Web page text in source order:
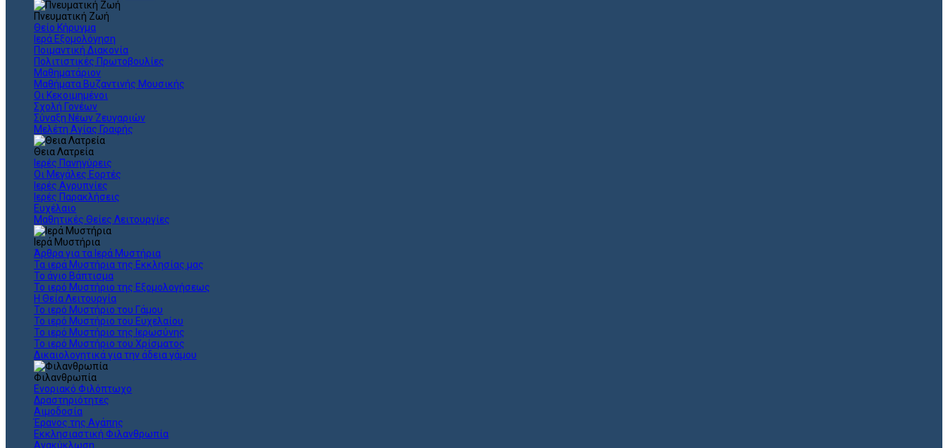
Πνευματική Ζωή
Θείο Κήρυγμα
Ιερά Εξομολόγηση
Ποιμαντική Διακονία
Πολιτιστικές Πρωτοβουλίες
Μαθηματάριον
Μαθήματα Βυζαντινής Μουσικής
Οι Κεκοιμημένοι
Σχολή Γονέων
Σύναξη Νέων Ζευγαριών
Μελέτη Αγίας Γραφής
Θεια Λατρεία
Ιερές Πανηγύρεις
Οι Μεγάλες Εορτές
Ιερές Αγρυπνίες
Ιερές Παρακλήσεις
Ευχέλαιο
Μαθητικές Θείες Λειτουργίες
Ιερά Μυστήρια
Άρθρα για τα Ιερά Μυστήρια
Τα ιερά Μυστήρια της Εκκλησίας μας
Το άγιο Βάπτισμα
Το ιερό Μυστήριο της Εξομολογήσεως
Η Θεία Λειτουργία
Το ιερό Μυστήριο του Γάμου
Το ιερό Μυστήριο του Ευχελαίου
Το ιερό Μυστήριο της Ιερωσύνης
Το ιερό Μυστήριο του Χρίσματος
Δικαιολογητικά για την άδεια γάμου
Φιλανθρωπία
Ενοριακό Φιλόπτωχο
Δραστηριότητες
Αιμοδοσία
Έρανος της Αγάπης
Εκκλησιαστική Φιλανθρωπία
Ανακύκλωση